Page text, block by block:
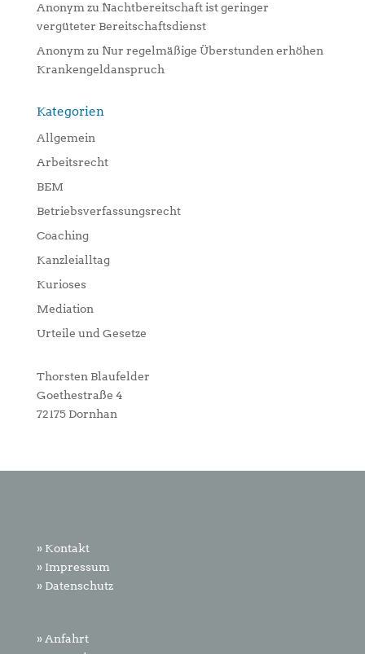
Anonymzu Nachtbereitschaft ist geringer
vergüteter Bereitschaftsdienst
Anonymzu Nur regelmäßige Überstunden erhöhen
Krankengeldanspruch
Kategorien
Allgemein
Arbeitsrecht
BEM
Betriebsverfassungsrecht
Coaching
Kanzleialltag
Kurioses
Mediation
Urteile und Gesetze
Thorsten Blaufelder
Goethestraße 4
72175 Dornhan
» Kontakt
» Impressum
» Datenschutz
» Anfahrt